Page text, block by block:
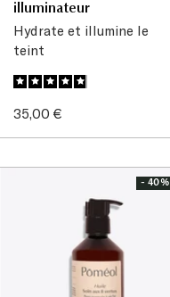
illuminateur
Hydrate et illumine le
teint
Prix
35,00 €
- 40%